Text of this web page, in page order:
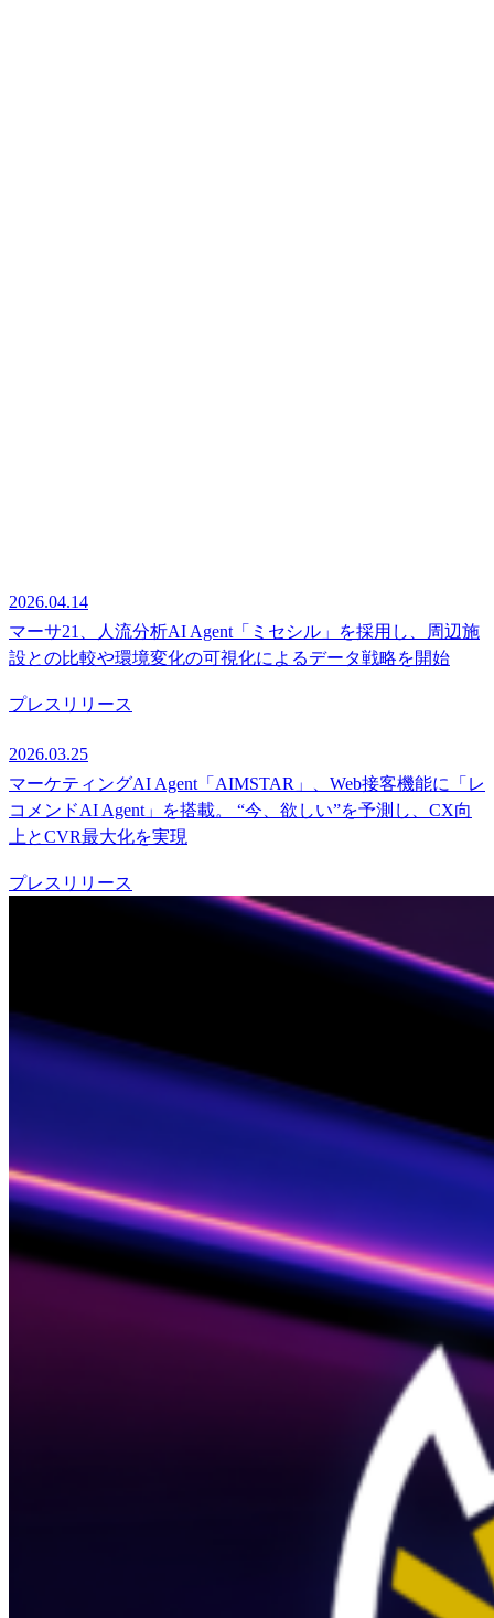
2026.04.14
マーサ21、人流分析AI Agent「ミセシル」を採用し、周辺施
設との比較や環境変化の可視化によるデータ戦略を開始
プレスリリース
2026.03.25
マーケティングAI Agent「AIMSTAR」、Web接客機能に「レ
コメンドAI Agent」を搭載。 “今、欲しい”を予測し、CX向
上とCVR最大化を実現
プレスリリース